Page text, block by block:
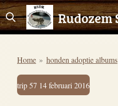
Ga
direct
hoofdinhoud
Home » honden adoptie albums
trip 57 14 februari 2016